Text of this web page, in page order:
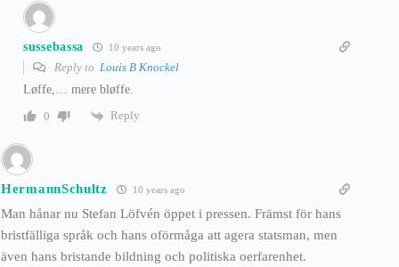
sussebassa 10 years ago
Reply to Louis B Knockel
Løffe,… mere bløffe.
0
Reply
HermannSchultz 10 years ago
Man hånar nu Stefan Löfvén öppet i pressen. Främst för hans
bristfälliga språk och hans oförmåga att agera statsman, men
även hans bristande bildning och politiska oerfarenhet.